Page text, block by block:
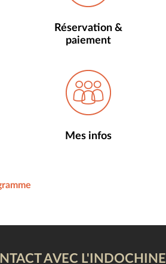
Réservation &
paiement
Mes infos
AVEC L'INDOCHINE